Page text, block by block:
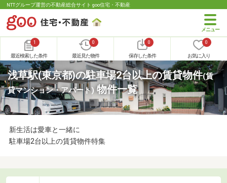
NTTグループ運営の不動産総合サイト goo住宅・不動産
1
最近検索した条件
0
最近見た物件
0
保存した条件
0
お気に入り
浅草駅(東京都)の駐車場2台以上の賃貸物件(賃
貸マンション・アパート) 物件一覧
新生活は愛車と一緒に
駐車場2台以上の賃貸物件特集